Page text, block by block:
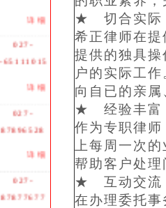
详细
027-
-65111015
详细
027-
87896528
详细
027-
87877677
★ 切合实
希正律师在
提供的独具
户的实际工
向自已的亲
★ 经验丰
作为专职律
上每周一次
帮助客户处
★ 互动交
在办理委托